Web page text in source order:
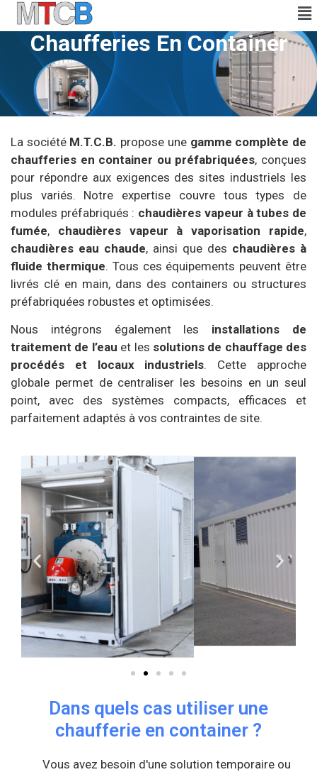
Chaufferies En Container
La société M.T.C.B. propose une gamme complète de
chaufferies en container ou préfabriquées, conçues
pour répondre aux exigences des sites industriels les
plus variés. Notre expertise couvre tous types de
modules préfabriqués : chaudières vapeur à tubes de
fumée, chaudières vapeur à vaporisation rapide,
chaudières eau chaude, ainsi que des chaudières à
fluide thermique. Tous ces équipements peuvent être
livrés clé en main, dans des containers ou structures
préfabriquées robustes et optimisées.
Nous intégrons également les installations de
traitement de l’eau et les solutions de chauffage des
procédés et locaux industriels. Cette approche
globale permet de centraliser les besoins en un seul
point, avec des systèmes compacts, efficaces et
parfaitement adaptés à vos contraintes de site.
Dans quels cas utiliser une
chaufferie en container ?
Vous avez besoin d'une solution temporaire ou